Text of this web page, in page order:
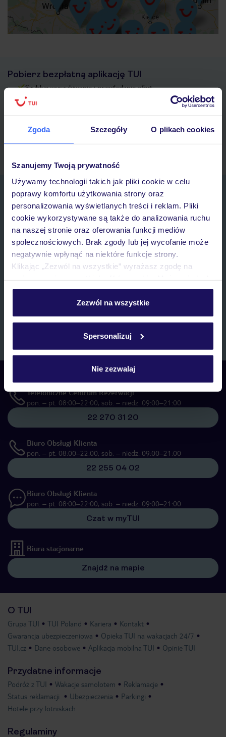
Zgoda Szczegóły O plikach cookies
Szanujemy Twoją prywatność
Używamy technologii takich jak pliki cookie w celu
poprawy komfortu użytkowania strony oraz
personalizowania wyświetlanych treści i reklam. Pliki
cookie wykorzystywane są także do analizowania ruchu
na naszej stronie oraz oferowania funkcji mediów
społecznościowych. Brak zgody lub jej wycofanie może
negatywnie wpłynąć na niektóre funkcje strony.
Klikając „Zezwól na wszystkie” wyrażasz zgodę na
personalizować swój wybór wchodząc w zakładkę
Szczegółowe informacje o plikach cookie znajdziesz
Zezwól na wszystkie
Spersonalizuj
Nie zezwalaj
Pobierz bezpłatną aplikację TUI
Szybkie wyszukiwanie i przeglądanie ofert
Lista ulubionych ofert i możliwość ich udostępniania
myTUI
Zapisz się do newslettera
IMIĘ*
E-MAIL*
Wyrażam zgodę na przetwarzanie danych osobowych przez TUI
marketingowych, w zakresie oraz celu wskazanym w„Informacji o
przetwarzaniu danych osobowych”, poprzez elektroniczną formę
systemów wywołujących.
Zapisz się
Skontaktuj się z nami
Telefoniczne Centrum Rezerwacji
pon. – pt. 08:00–22:00, sob. – niedz. 09:00–21:00
22 270 31 20
Biuro Obsługi Klienta
pon. – pt. 08:00–22:00, sob. – niedz. 09:00–21:00
22 255 04 02
Biuro Obsługi Klienta
pon. – pt. 08:00–22:00, sob. – niedz. 09:00–21:00
Czat w myTUI
Biura stacjonarne
Znajdź na mapie
O TUI
Grupa TUI TUI Poland Kariera
Kontakt
Gwarancja ubezpieczeniowa
Opieka TUI na wakacjach 24/7
TUI.cz
Dane osobowe Aplikacja mobilna TUI Opinie TUI
Przydatne informacje
Podróż z TUI Wakacje samolotem
Reklamacje
Status reklamacji
Ubezpieczenia
Parkingi
Hotele przy lotniskach
Regulaminy